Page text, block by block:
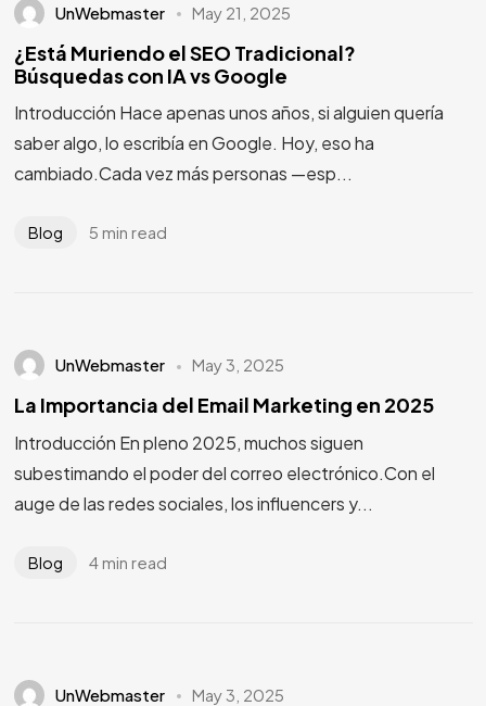
UnWebmaster May 21, 2025
¿Está Muriendo el SEO Tradicional?
Búsquedas con IA vs Google
Introducción Hace apenas unos años, si alguien quería
saber algo, lo escribía en Google. Hoy, eso ha
cambiado.Cada vez más personas —esp...
Blog 5 min read
UnWebmaster May 3, 2025
La Importancia del Email Marketing en 2025
Introducción En pleno 2025, muchos siguen
subestimando el poder del correo electrónico.Con el
auge de las redes sociales, los influencers y...
Blog 4 min read
UnWebmaster May 3, 2025